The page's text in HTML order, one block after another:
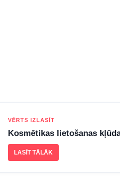
VĒRTS IZLASĪT
Kosmētikas lietošanas
LASĪT TĀLĀK